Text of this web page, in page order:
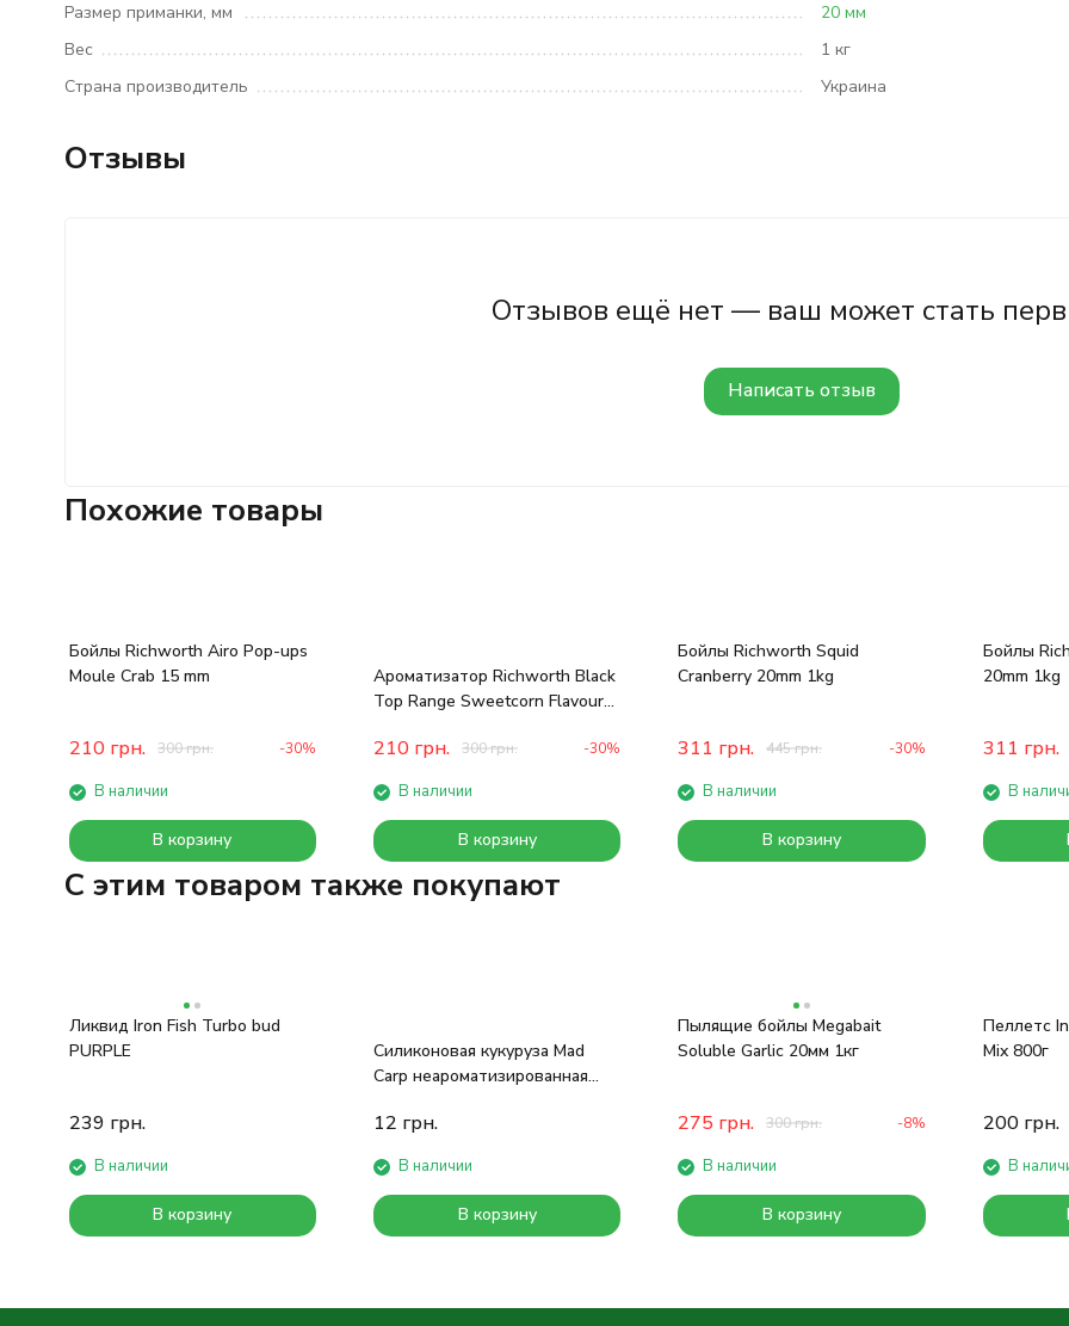
Размер приманки, мм
20 мм
Вес
1 кг
Страна производитель
Украина
Отзывы
Отзывов ещё нет — ваш может стать
Написать отзыв
Похожие товары
Бойлы Richworth Airo Pop-ups
Moule Crab 15 mm
210 грн. 300грн. -30%
В наличии
В корзину
Ароматизатор Richworth Black
Top Range Sweetcorn Flavour
210 грн. 300грн. -30%
В наличии
В корзину
Бойлы Richworth Squid
Cranberry 20mm 1kg
311 грн. 445грн. -30%
В наличии
В корзину
Бойлы
20mm 1kg
311 грн.
В
C этим товаром также покупают
Ликвид Iron Fish Turbo bud
PURPLE
239 грн.
В наличии
В корзину
Силиконовая кукуруза Mad
Carp неароматизированная
12 грн.
В наличии
В корзину
Пылящие бойлы Megabait
Soluble Garlic 20мм 1кг
275 грн. 300грн. -8%
В наличии
В корзину
Пеллетс
Mix 800г
200 грн.
В